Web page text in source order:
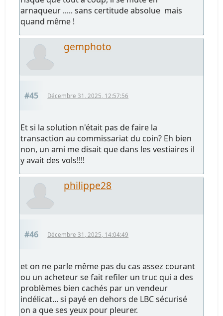
arnaqueur ..... sans certitude absolue mais
quand même !
gemphoto
#45 Décembre 31, 2025, 12:57:56
Et si la solution n'était pas de faire la
transaction au commissariat du coin? Eh bien
non, un ami me disait que dans les vestiaires il
y avait des vols!!!!
philippe28
#46 Décembre 31, 2025, 14:04:49
et on ne parle même pas du cas assez courant
ou un acheteur se fait refiler un truc qui a des
problèmes bien cachés par un vendeur
indélicat... si payé en dehors de LBC sécurisé
on a que ses yeux pour pleurer.